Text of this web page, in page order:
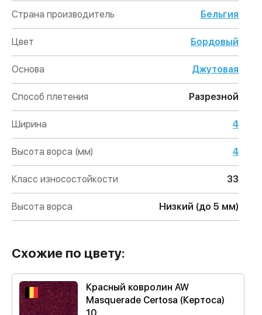
Страна производитель Бельгия
Цвет Бордовый
Основа Джутовая
Способ плетения Разрезной
Ширина 4
Высота ворса (мм) 4
Класс износостойкости 33
Высота ворса Низкий (до 5 мм)
Схожие по цвету:
Красный ковролин AW
Masquerade Certosa (Кертоса)